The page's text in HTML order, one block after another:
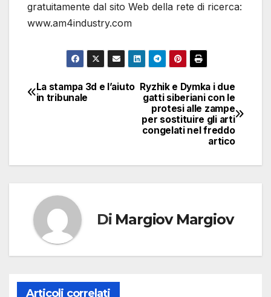
gratuitamente dal sito Web della rete di ricerca:
www.am4industry.com
Navigazione Ryzhik e Dymka i due
gatti siberiani con le
protesi alle zampe
per sostituire gli arti
congelati nel freddo
artico
La stampa 3d e l’aiuto
in tribunale
Di Margiov Margiov
Articoli correlati